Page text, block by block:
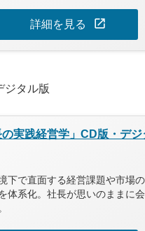
詳細を見る open_in_new
ジタル版
実践経営学」CD版・デジ
下で直面する経営課題や市場
体系化。社長が思いのままに